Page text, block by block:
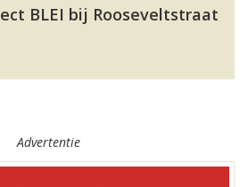
BLEI bij Rooseveltstraat
Advertentie